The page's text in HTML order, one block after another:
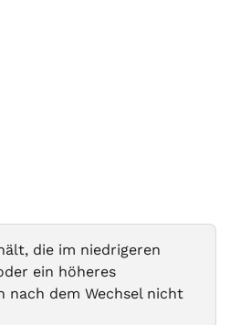
die im niedrigeren
ein höheres
nach dem Wechsel nicht